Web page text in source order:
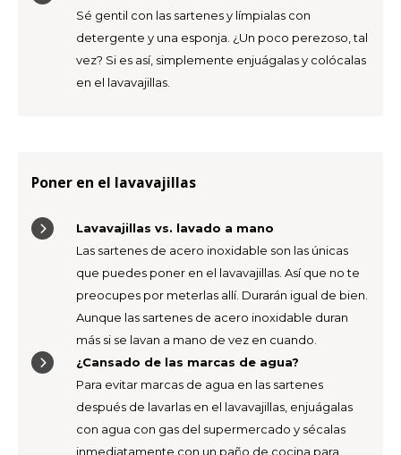
Sé gentil con las sartenes y límpialas con
detergente y una esponja. ¿Un poco perezoso, tal
vez? Si es así, simplemente enjuágalas y colócalas
en el lavavajillas.
Poner en el lavavajillas
Lavavajillas vs. lavado a mano
Las sartenes de acero inoxidable son las únicas
que puedes poner en el lavavajillas. Así que no te
preocupes por meterlas allí. Durarán igual de bien.
Aunque las sartenes de acero inoxidable duran
más si se lavan a mano de vez en cuando.
¿Cansado de las marcas de agua?
Para evitar marcas de agua en las sartenes
después de lavarlas en el lavavajillas, enjuágalas
con agua con gas del supermercado y sécalas
inmediatamente con un paño de cocina para